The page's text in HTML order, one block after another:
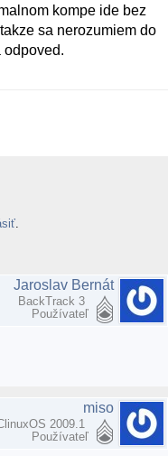
kompe ide bez
sa nerozumiem do
odpoved.
Jaroslav Bernát
BackTrack 3
Používateľ
miso
2009.1
Používateľ